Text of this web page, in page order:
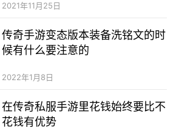
2021年11月25日
传奇手游变态版本装备洗铭文的时
候有什么要注意的
2022年1月8日
在传奇私服手游里花钱始终要比不
花钱有优势